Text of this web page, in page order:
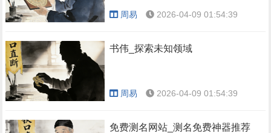
周易 2026-04-09 01:54:39
书伟_探索未知领域
周易 2026-04-09 01:54:39
免费测名网站_测名免费神器推荐